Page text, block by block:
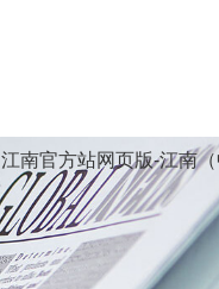
江南官方站网页版-江南